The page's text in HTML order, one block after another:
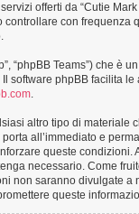
offerti da “Cutie
con frequenza
“phpBB Teams”) che è
Il software phpBB facilita
.
altro tipo di materiale
all’immediato e
queste condizioni.
necessario. Come
non saranno divulgate a
queste